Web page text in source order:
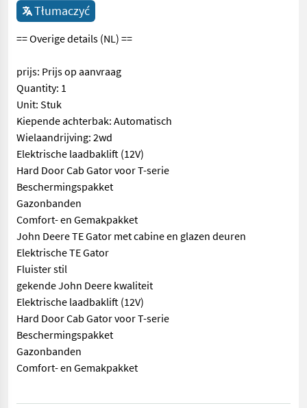
Tłumaczyć
== Overige details (NL) ==
prijs: Prijs op aanvraag
Quantity: 1
Unit: Stuk
Kiepende achterbak: Automatisch
Wielaandrijving: 2wd
Elektrische laadbaklift (12V)
Hard Door Cab Gator voor T-serie
Beschermingspakket
Gazonbanden
Comfort- en Gemakpakket
John Deere TE Gator met cabine en glazen deuren
Elektrische TE Gator
Fluister stil
gekende John Deere kwaliteit
Elektrische laadbaklift (12V)
Hard Door Cab Gator voor T-serie
Beschermingspakket
Gazonbanden
Comfort- en Gemakpakket
== Overige details (NL) == prijs: Prijs op aanvraag Quantity: 1